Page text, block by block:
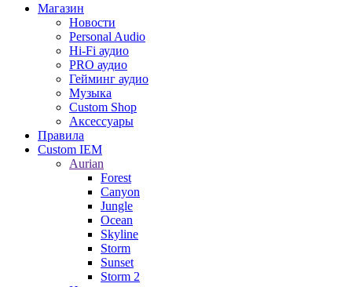
Магазин
Новости
Personal Audio
Hi-Fi аудио
PRO аудио
Гейминг аудио
Музыка
Custom Shop
Аксессуары
Правила
Custom IEM
Aurian
Forest
Canyon
Jungle
Ocean
Skyline
Storm
Sunset
Storm 2